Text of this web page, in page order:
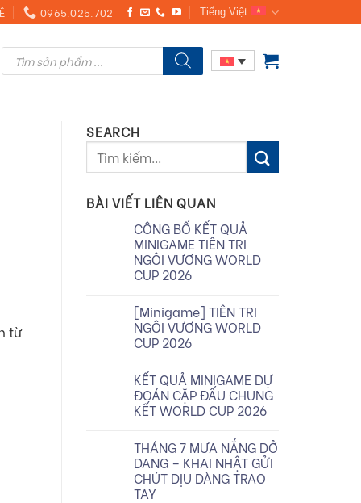
0965.025.702 Tiếng Việt
Products
search
từ
SEARCH
BÀI VIẾT LIÊN QUAN
CÔNG BỐ KẾT QUẢ
MINIGAME TIÊN TRI
NGÔI VƯƠNG WORLD
CUP 2026
[Minigame] TIÊN TRI
NGÔI VƯƠNG WORLD
CUP 2026
KẾT QUẢ MINIGAME DỰ
ĐOÁN CẶP ĐẤU CHUNG
KẾT WORLD CUP 2026
THÁNG 7 MƯA NẮNG DỞ
DANG – KHAI NHẬT GỬI
CHÚT DỊU DÀNG TRAO
TAY